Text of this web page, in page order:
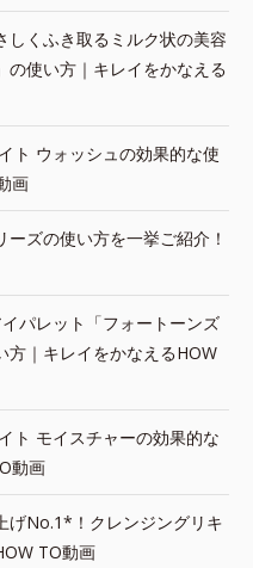
しくふき取るミルク状の美容
の使い方｜キレイをかなえる
ト ウォッシュの効果的な使
画
ーズの使い方を一挙ご紹介！
パレット「フォートーンズ
方｜キレイをかなえるHOW
ト モイスチャーの効果的な
動画
げNo.1*！クレンジングリキ
TO動画